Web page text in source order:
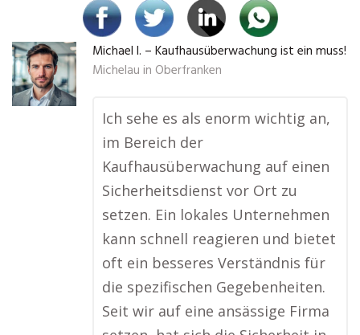
Michael I. – Kaufhausüberwachung ist ein muss!
Michelau in Oberfranken
Ich sehe es als enorm wichtig an,
im Bereich der
Kaufhausüberwachung auf einen
Sicherheitsdienst vor Ort zu
setzen. Ein lokales Unternehmen
kann schnell reagieren und bietet
oft ein besseres Verständnis für
die spezifischen Gegebenheiten.
Seit wir auf eine ansässige Firma